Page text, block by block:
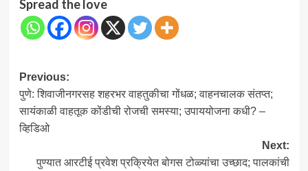
Spread the love
Post
navigation
Previous:
पुणे: शिवाजीनगरसह शहरभर वाहतुकीचा गोंधळ; वाहनचालक संतप्त;
सायंकाळी वाहतूक कोंडीची रोजची समस्या; उपाययोजना कधी? –
व्हिडिओ
Next:
पुण्यात आरटीई प्रवेश प्रक्रियेत बोगस टोळ्यांचा उच्छाद; पालकांची